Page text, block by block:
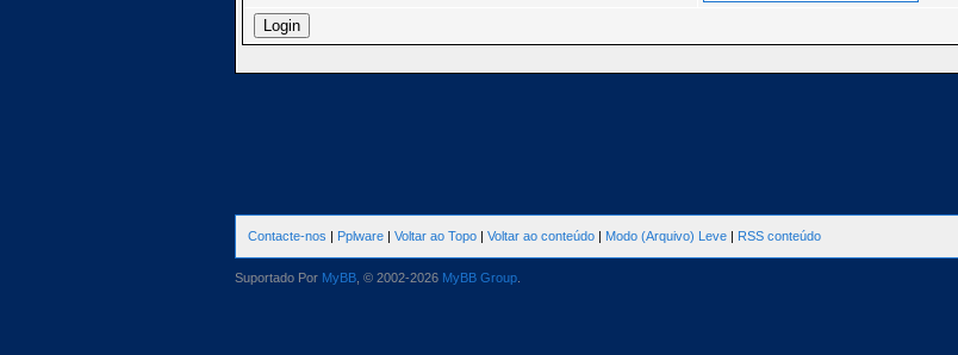
Contacte-nos | Pplware | Voltar ao Topo | Voltar ao conteúdo | Modo (Arquivo) Leve | RSS conteúdo
Suportado Por MyBB , © 2002-2026 MyBB Group